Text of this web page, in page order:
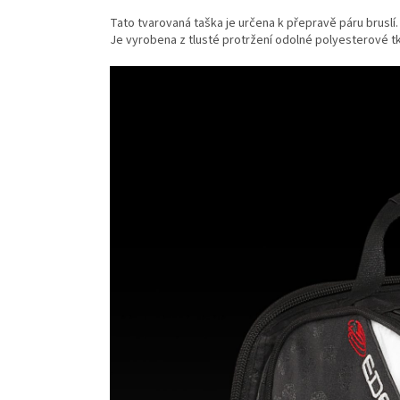
Tato tvarovaná taška je určena k přepravě páru bruslí.
Je vyrobena z tlusté protržení odolné polyesterové